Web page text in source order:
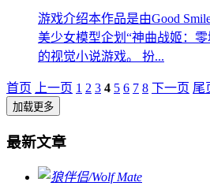
游戏介绍本作品是由Good
美少女模型企划“神曲战姬：
的视觉小说游戏。 扮...
首页 上一页 1 2 3 4 5 6 7 8 下一页 尾
加载更多
最新文章